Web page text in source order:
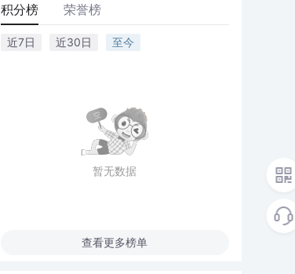
积分榜 荣誉榜
近7日 近30日 至今
暂无数据
查看更多榜单